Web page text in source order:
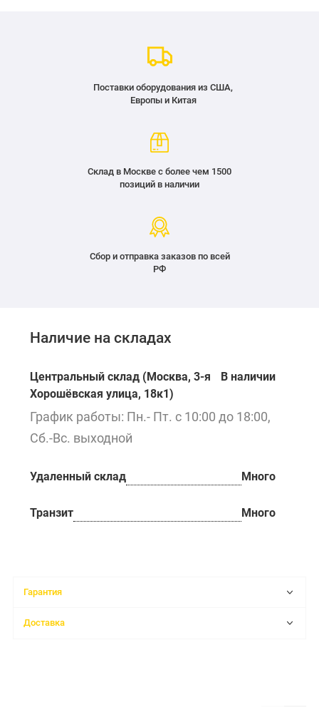
Поставки оборудования из США,
Европы и Китая
Склад в Москве с более чем 1500
позиций в наличии
Сбор и отправка заказов по всей
РФ
Наличие на складах
Центральный склад (Москва, 3-я
Хорошёвская улица, 18к1)
В наличии
График работы: Пн.- Пт. с 10:00 до 18:00,
Сб.-Вс. выходной
Удаленный склад Много
Транзит Много
Гарантия
Доставка